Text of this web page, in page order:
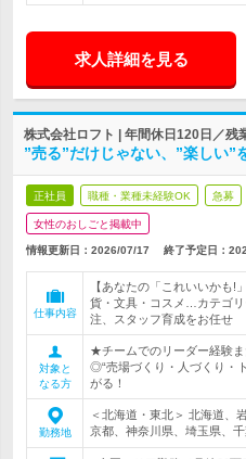
求人詳細を見る
株式会社ロフト | 年間休日120日／残
”売る”だけじゃない、”楽しい”
正社員 職種・業種未経験OK 急募
女性のおしごと掲載中
情報更新日：2026/07/17 終了予定日：
仕事内容
【あなたの「これいいかも!
貨・文具・コスメ…カテゴ
注、スタッフ育成をお任せ
対象と
なる方
★チームでのリーダー経験
◎“売場づくり・人づくり・
がる！
勤務地
＜北海道・東北＞ 北海道、
京都、神奈川県、埼玉県、